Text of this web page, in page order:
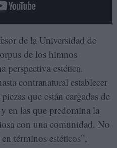
de la Universidad de
de los himnos
perspectiva estética.
contranatural establecer
que están cargadas de
en las que predomina la
con una comunidad. No
términos estéticos”,